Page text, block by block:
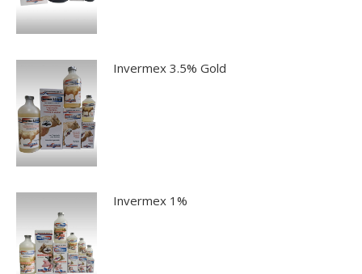
Invermex 3.5% Gold
Invermex 1%